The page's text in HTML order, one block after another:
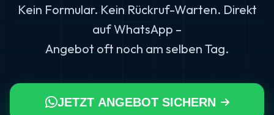
Kein Formular. Kein Rückruf-Warten. Direkt
auf WhatsApp –
Angebot oft noch am selben Tag.
JETZT ANGEBOT SICHERN